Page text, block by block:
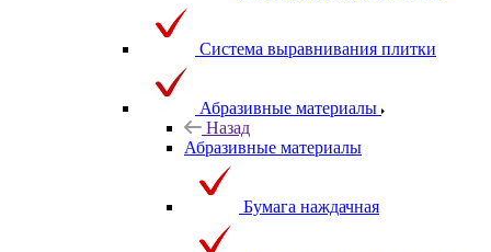
Система выравнивания плитки
Абразивные материалы
Назад
Абразивные материалы
Бумага наждачная